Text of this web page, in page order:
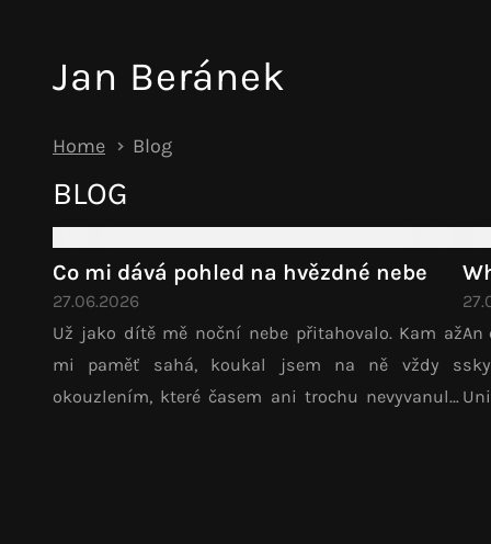
Jan Beránek
Home Blog
BLOG
Co mi dává pohled na hvězdné nebe
27.06.2026
Už jako dítě mě noční nebe přitahovalo. Kam až
mi paměť sahá, koukal jsem na ně vždy s
okouzlením, které časem ani trochu nevyvanulo.
An